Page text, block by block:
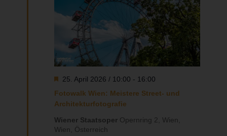
Fotowalk Wien: Meistere Street- und
Architekturfotografie
Hervorgehoben
25. April 2026 / 10:00 - 16:00
Wiener Staatsoper Opernring 2, Wien,
Wien, Österreich